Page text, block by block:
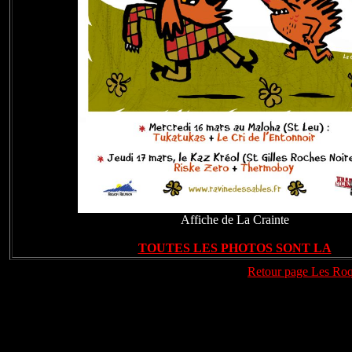
Affiche de La Crainte
TOUTES LES PHOTOS SONT LA
Retour page Les